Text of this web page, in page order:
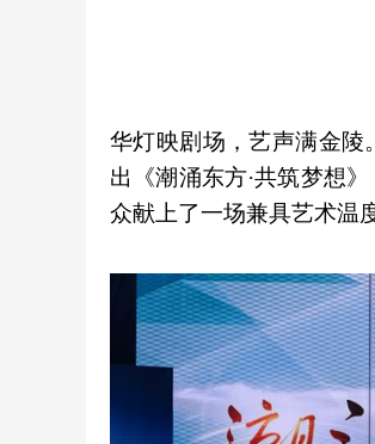
华灯映剧场，艺声满金陵
出《潮涌东方·共筑梦想
众献上了一场兼具艺术温